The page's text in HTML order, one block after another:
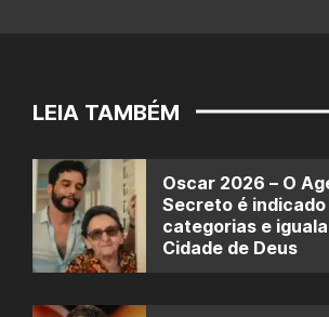
LEIA TAMBÉM
Oscar 2026 – O
Secreto é indicado
categorias e
Cidade de Deus